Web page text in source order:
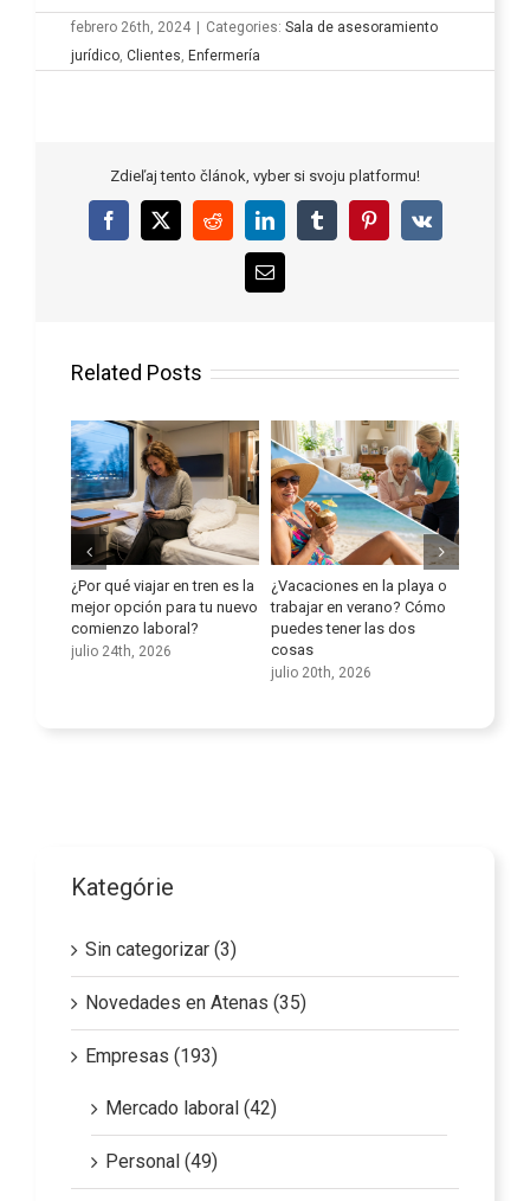
febrero 26th, 2024 | Categories: Sala de asesoramiento
jurídico Clientes Enfermería
Zdieľaj tento článok, vyber si svoju platformu!
Facebook
X RedditLinkedInTumblrPinterest
Vk
Email
Related Posts
¿Por qué viajar en tren es la
mejor opción para tu nuevo
comienzo laboral?
julio 24th, 2026
¿Vacaciones en la playa o
trabajar en verano? Cómo
puedes tener las dos
cosas
julio 20th, 2026
Kategórie
Sin categorizar (3)
Novedades en Atenas (35)
Empresas (193)
Mercado laboral (42)
Personal (49)